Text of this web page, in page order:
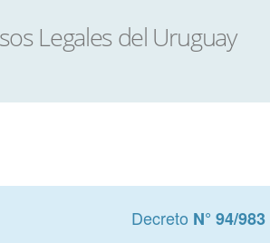
Decreto N° 94/983